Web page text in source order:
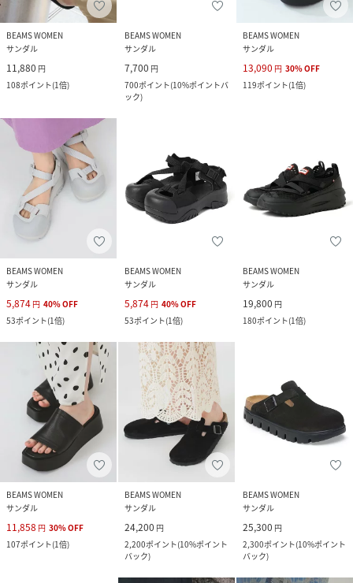
BEAMS WOMEN
サンダル
11,880 円
108ポイント(1倍)
BEAMS WOMEN
サンダル
7,700 円
700ポイント(10%ポイントバ
ック)
BEAMS WOMEN
サンダル
13,090 円 30%OFF
119ポイント(1倍)
BEAMS WOMEN
サンダル
5,874 円 40%OFF
53ポイント(1倍)
BEAMS WOMEN
サンダル
5,874 円 40%OFF
53ポイント(1倍)
BEAMS WOMEN
サンダル
19,800 円
180ポイント(1倍)
BEAMS WOMEN
サンダル
11,858 円 30%OFF
107ポイント(1倍)
BEAMS WOMEN
サンダル
24,200 円
2,200ポイント(10%ポイント
バック)
BEAMS WOMEN
サンダル
25,300 円
2,300ポイント(10%ポイント
バック)